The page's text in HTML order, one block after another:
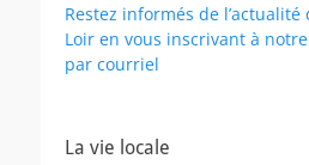
Restez informés de
Loir en vous inscrivant à
par courriel
La vie locale